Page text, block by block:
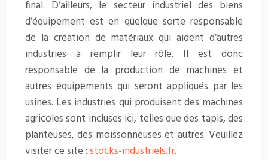
final. D’ailleurs, le secteur industriel des biens
d’équipement est en quelque sorte responsable
de la création de matériaux qui aident d’autres
industries à remplir leur rôle. Il est donc
responsable de la production de machines et
autres équipements qui seront appliqués par les
usines. Les industries qui produisent des machines
agricoles sont incluses ici, telles que des tapis, des
planteuses, des moissonneuses et autres. Veuillez
visiter ce site :stocks-industriels.fr.